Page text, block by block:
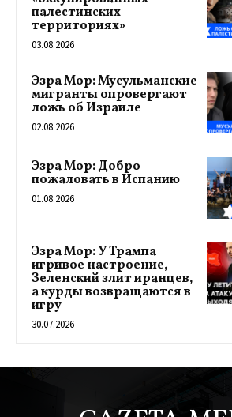
палестинских
территориях»
03.08.2026
Эзра Мор: Мусульманские
мигранты опровергают
ложь об Израиле
02.08.2026
Эзра Мор: Добро
пожаловать в Испанию
01.08.2026
Эзра Мор: У Трампа
игривое настроение,
Зеленский злит иранцев,
а курды возвращаются в
игру
30.07.2026